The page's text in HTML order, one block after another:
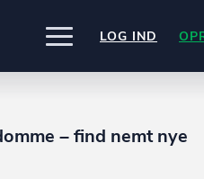
LOG IND
– find nemt nye